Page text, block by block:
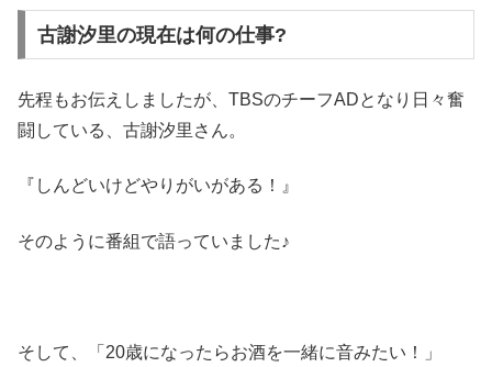
古謝汐里の現在は何の仕事?
先程もお伝えしましたが、TBSのチーフADとなり日々奮
闘している、古謝汐里さん。
『しんどいけどやりがいがある！』
そのように番組で語っていました♪
そして、「20歳になったらお酒を一緒に音みたい！」